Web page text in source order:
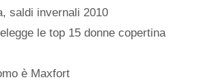
,saldi invernali 2010
le top 15 donne copertina
è Maxfort